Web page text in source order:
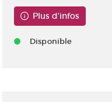
Plus d'infos
Disponible